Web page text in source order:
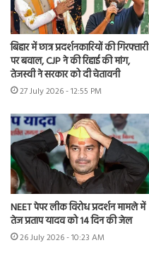
बिहार में छात्र प्रदर्शनकारियों की गिरफ्तारी
पर बवाल, CJP ने की रिहाई की मांग,
तेजस्वी ने सरकार को दी चेतावनी
27 July 2026 - 12:55 PM
NEET पेपर लीक विरोध प्रदर्शन मामले में
तेज प्रताप यादव को 14 दिन की जेल
26 July 2026 - 10:23 AM